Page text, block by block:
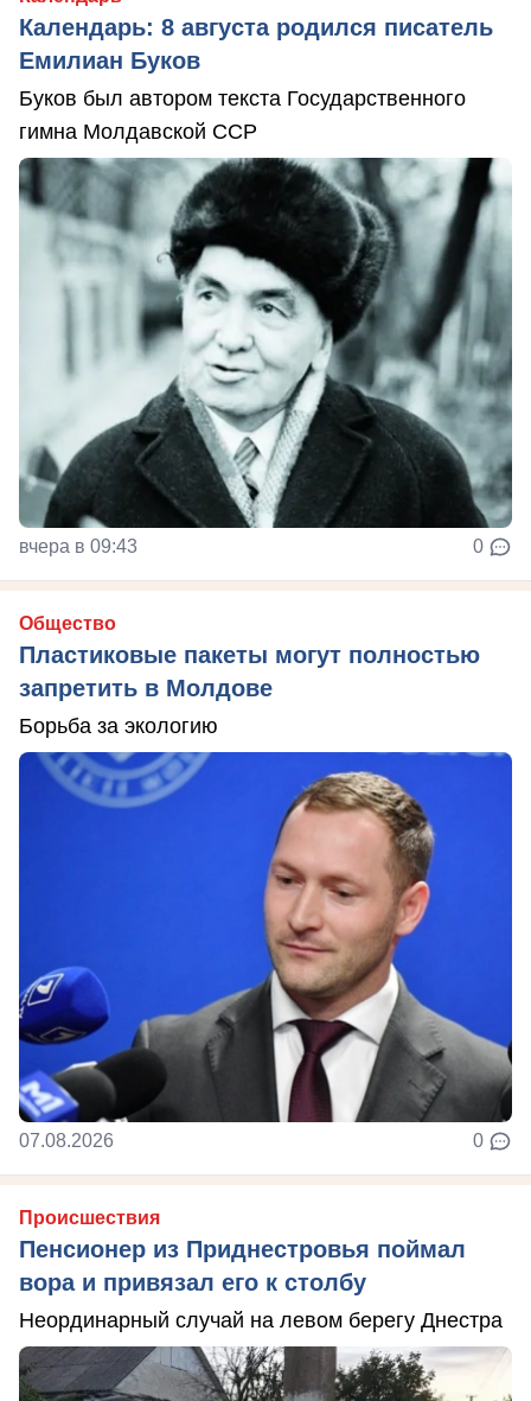
Календарь: 8 августа родился писатель
Емилиан Буков
Буков был автором текста Государственного
гимна Молдавской ССР
вчера в 09:43 0
Общество
Пластиковые пакеты могут полностью
запретить в Молдове
Борьба за экологию
07.08.2026 0
Происшествия
Пенсионер из Приднестровья поймал
вора и привязал его к столбу
Неординарный случай на левом берегу Днестра